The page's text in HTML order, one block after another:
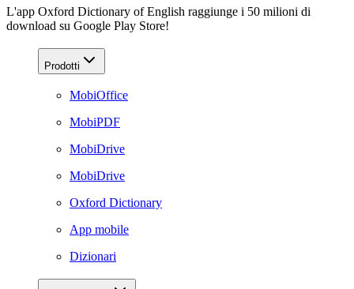
L'app Oxford Dictionary of English raggiunge i 50 milioni di
download su Google Play Store!
Prodotti
MobiOffice
MobiPDF
MobiDrive
MobiDrive
Oxford Dictionary
App mobile
Dizionari